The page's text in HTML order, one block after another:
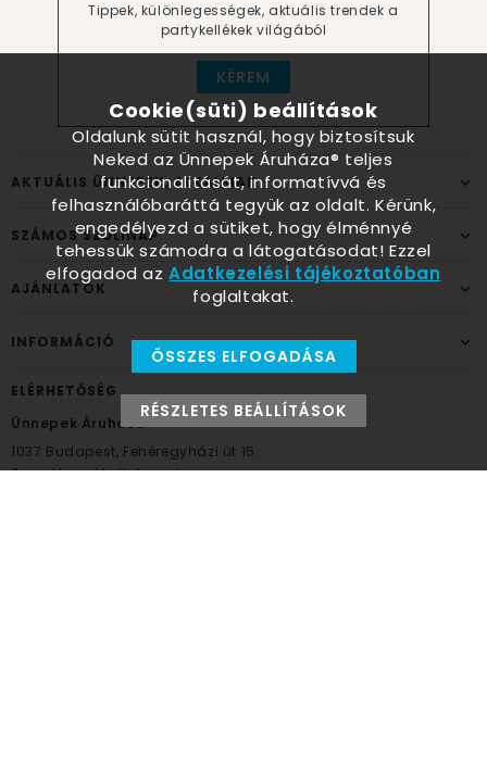
Tippek, különlegességek, aktuális trendek a
partykellékek világából
KÉREM
AKTUÁLIS ÜNNEPEK, ALKALMAK
SZÁMOS SZÜLINAP
AJÁNLATOK
INFORMÁCIÓ
ELÉRHETŐSÉG
Ünnepek Áruháza
1037 Budapest, Fehéregyházi út 15.
Személyes átvételi pont
Cookie(süti) beállítások
Oldalunk sütit használ, hogy biztosítsuk
Neked az Ünnepek Áruháza® teljes
funkcionalitását, informatívvá és
felhasználóbaráttá tegyük az oldalt. Kérünk,
engedélyezd a sütiket, hogy élménnyé
tehessük számodra a látogatásodat! Ezzel
elfogadod azAdatkezelési tájékoztatóban
foglaltakat.
ÖSSZES ELFOGADÁSA
RÉSZLETES BEÁLLÍTÁSOK